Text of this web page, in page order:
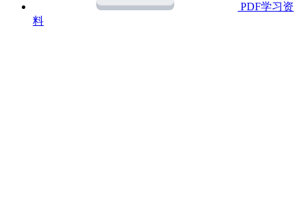
PDF学习资
料